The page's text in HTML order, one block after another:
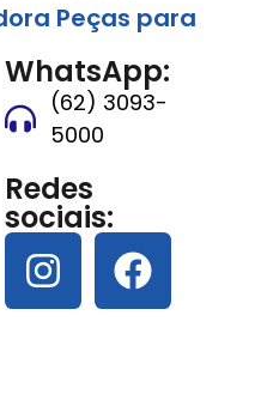
Peças para
WhatsApp:
(62) 3093-
5000
Redes
sociais: